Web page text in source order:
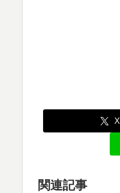
X
関連記事